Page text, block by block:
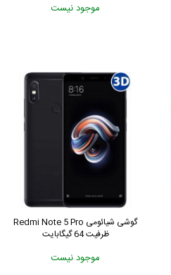
موجود نیست
گوشی شیائومی Redmi Note 5 Pro
ظرفیت 64 گیگابایت
موجود نیست